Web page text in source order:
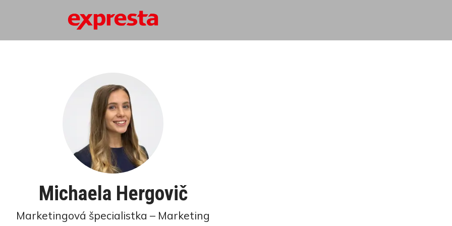
Michaela Hergovič
Marketingová špecialistka – Marketing